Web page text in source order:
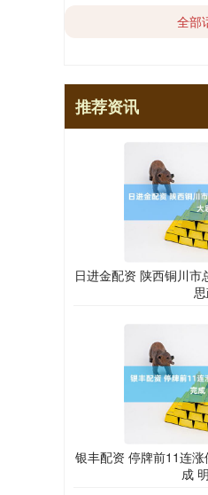
全部
推荐资讯
日进金配资 陕西铜川市
银丰配资 停牌前11连
成